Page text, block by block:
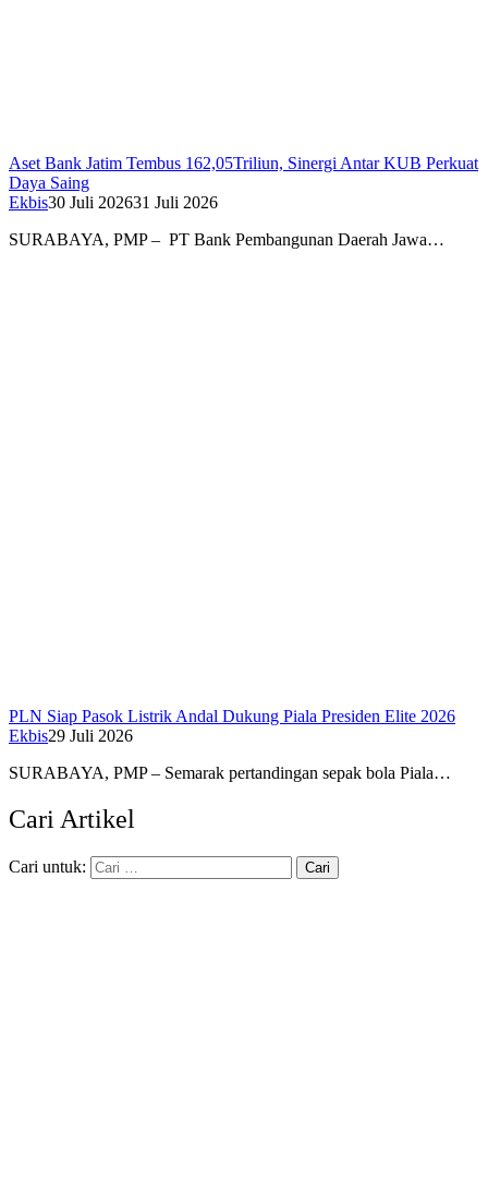
Aset Bank Jatim Tembus 162,05Triliun, Sinergi Antar KUB Perkuat
Daya Saing
Ekbis30 Juli 202631 Juli 2026
SURABAYA, PMP – PT Bank Pembangunan Daerah Jawa…
PLN Siap Pasok Listrik Andal Dukung Piala Presiden Elite 2026
Ekbis29 Juli 2026
SURABAYA, PMP – Semarak pertandingan sepak bola Piala…
Cari Artikel
Cari untuk: